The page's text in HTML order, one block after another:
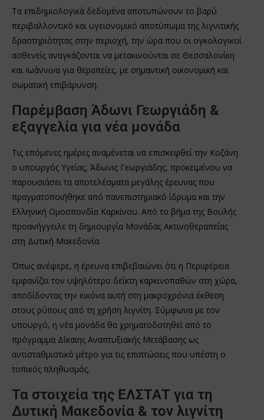
Τα επιδημιολογικά δεδομένα αποτυπώνουν το βαρύ
περιβαλλοντικό και υγειονομικό αποτύπωμα της λιγνιτικής
δραστηριότητας στην περιοχή, την ώρα που οι ογκολογικοί
ασθενείς αναγκάζονται να μετακινούνται σε Θεσσαλονίκη
και Ιωάννινα για θεραπείες, με σημαντική οικονομική και
σωματική επιβάρυνση.
Παρέμβαση Άδωνι Γεωργιάδη &
εξαγγελία για νέα μονάδα
Τις επόμενες ημέρες αναμένεται να επισκεφθεί την Κοζάνη
ο υπουργός Υγείας, Άδωνις Γεωργιάδης, προκειμένου να
παρουσιάσει τα αποτελέσματα μεγάλης έρευνας που
πραγματοποιήθηκε από πανεπιστημιακό ίδρυμα και την
Ελληνική Ομοσπονδία Καρκίνου. Από το βήμα της Βουλής
προανήγγειλε τη δημιουργία Μονάδας Ακτινοθεραπείας
στη Δυτική Μακεδονία.
Όπως ανέφερε, η έρευνα επιβεβαιώνει ότι η Περιφέρεια
εμφανίζει τον υψηλότερο δείκτη καρκινοπαθών στη χώρα,
αποδίδοντας την εικόνα αυτή στη μακροχρόνια έκθεση
στους ρύπους από τη χρήση λιγνίτη. Σύμφωνα με τον
υπουργό, η νέα μονάδα θα χρηματοδοτηθεί από το
πρόγραμμα Δίκαιης Αναπτυξιακής Μετάβασης ως
αντισταθμιστικό μέτρο για τις επιπτώσεις που υπέστη ο
τοπικός πληθυσμός.
Τα στοιχεία της ΕΛΣΤΑΤ για τη
Δυτική Μακεδονία & τον λιγνίτη